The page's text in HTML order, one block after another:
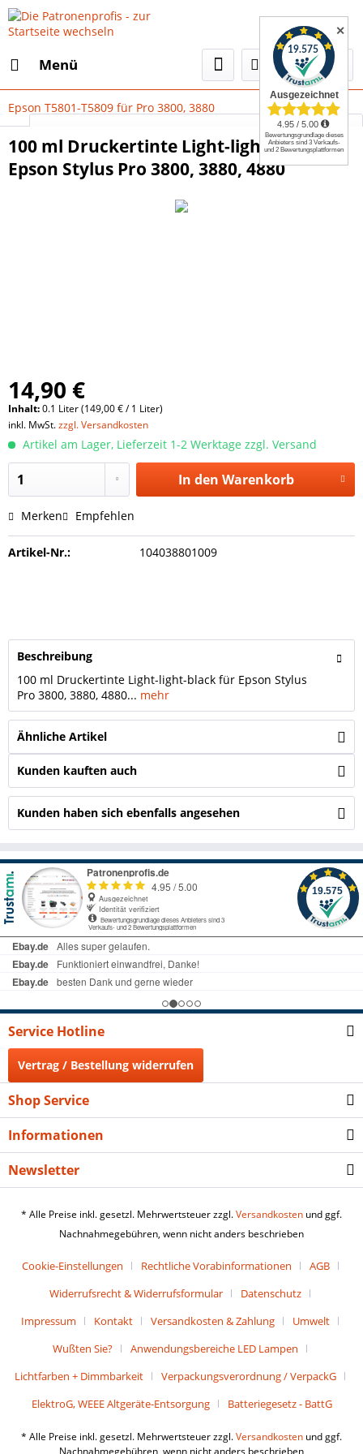
Menü
Select Language▼
Epson T5801-T5809 für Pro 3800, 3880
100 ml Druckertinte Light-light-black für
Epson Stylus Pro 3800, 3880, 4880
14,90 €
Inhalt:0.1 Liter (149,00 € / 1 Liter)
inkl. MwSt.zzgl. Versandkosten
Artikel am Lager, Lieferzeit 1-2 Werktage zzgl. Versand
In den Warenkorb
Merken Empfehlen
Artikel-Nr.: 104038801009
Beschreibung
100 ml Druckertinte Light-light-black für Epson Stylus
Pro 3800, 3880, 4880... mehr
Ähnliche Artikel
Kunden kauften auch
Kunden haben sich ebenfalls angesehen
✕
Service Hotline
Vertrag / Bestellung widerrufen
Shop Service
Informationen
Newsletter
* Alle Preise inkl. gesetzl. Mehrwertsteuer zzgl.Versandkosten und ggf.
Nachnahmegebühren, wenn nicht anders beschrieben
Cookie-Einstellungen Rechtliche Vorabinformationen
AGB
Widerrufsrecht & Widerrufsformular
Datenschutz
Impressum
Kontakt Versandkosten & Zahlung
Umwelt
Wußten Sie?
Anwendungsbereiche LED Lampen
Lichtfarben + Dimmbarkeit
Verpackungsverordnung / VerpackG
ElektroG, WEEE Altgeräte-Entsorgung
Batteriegesetz - BattG
* Alle Preise inkl. gesetzl. Mehrwertsteuer zzgl.Versandkosten und ggf.